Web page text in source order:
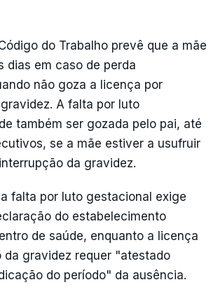
do Trabalho prevê que a mãe
dias em caso de perda
não goza a licença por
A falta por luto
também ser gozada pelo pai, até
se a mãe estiver a usufruir
da gravidez.
falta por luto gestacional exige
do estabelecimento
de saúde, enquanto a licença
da gravidez requer "atestado
do período" da ausência.